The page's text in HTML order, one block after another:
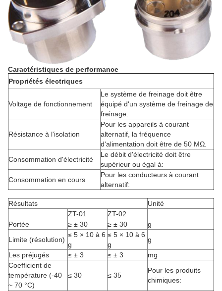
Caractéristiques de performance
Propriétés électriques
Voltage de fonctionnement
Le système de freinage doit être
équipé d'un système de freinage de
freinage.
Résistance à l'isolation
Pour les appareils à courant
alternatif, la fréquence
d'alimentation doit être de 50 MΩ.
Consommation d'électricité
Le débit d'électricité doit être
supérieur ou égal à:
Consommation en cours
Pour les conducteurs à courant
alternatif:
Résultats
Unité
ZT-01
ZT-02
Portée
≥ ± 30 ≥ ± 30
g
Limite (résolution)
≤ 5 × 10 à 6
g
≤ 5 × 10 à 6
g
g
Les préjugés
≤ ± 3 ≤ ± 3
mg
Coefficient de
température (-40
~ 70 °C)
≤ 30 ≤ 35
Pour les produits
chimiques: